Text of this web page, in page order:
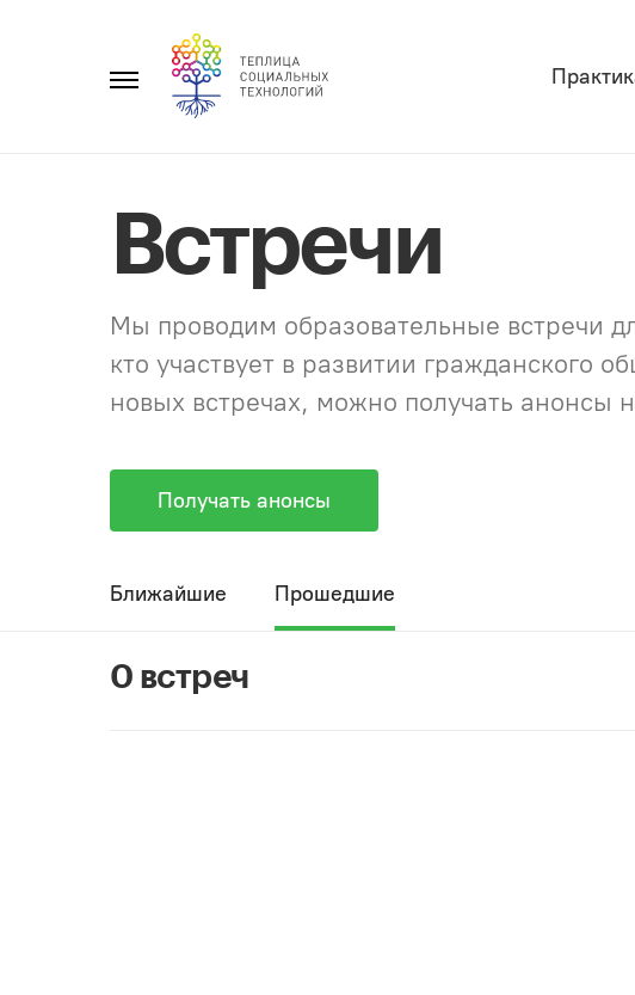
Главное
Встречи
Мы проводим образовательные встречи
кто участвует в развитии
новых встречах, можно получать анонсы
Получать анонсы
Ближайшие Прошедшие
0 встреч